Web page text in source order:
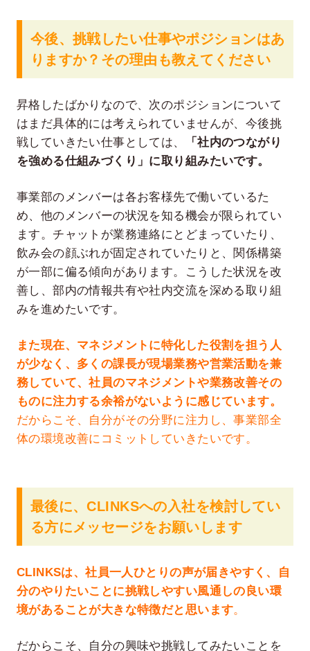
今後、挑戦したい仕事やポジションはあ
りますか？その理由も教えてください
昇格したばかりなので、次のポジションについて
はまだ具体的には考えられていませんが、今後挑
戦していきたい仕事としては、
「社内のつながり
を強める仕組みづくり」に取り組みたいです。
事業部のメンバーは各お客様先で働いているた
め、他のメンバーの状況を知る機会が限られてい
ます。チャットが業務連絡にとどまっていたり、
飲み会の顔ぶれが固定されていたりと、関係構築
が一部に偏る傾向があります。こうした状況を改
善し、部内の情報共有や社内交流を深める取り組
みを進めたいです。
また現在、マネジメントに特化した役割を担う人
が少なく、多くの課長が現場業務や営業活動を兼
務していて、社員のマネジメントや業務改善その
ものに注力する余裕がないように感じています。
だからこそ、自分がその分野に注力し、事業部全
体の環境改善にコミットしていきたいです。
最後に、CLINKSへの入社を検討してい
る方にメッセージをお願いします
CLINKSは、社員一人ひとりの声が届きやすく、自
分のやりたいことに挑戦しやすい風通しの良い環
境があることが大きな特徴だと思います。
だからこそ、自分の興味や挑戦してみたいことを